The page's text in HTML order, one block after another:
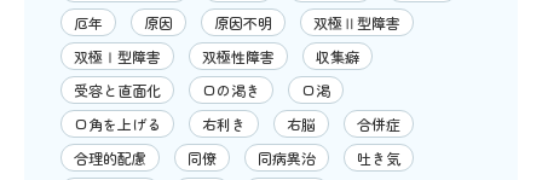
厄年
原因 原因不明
双極Ⅱ型障害
双極Ⅰ型障害
双極性障害
収集癖
受容と直面化
口の渇き
口渇
口角を上げる
右利き 右脳
合併症
合理的配慮
同僚 同病異治
吐き気